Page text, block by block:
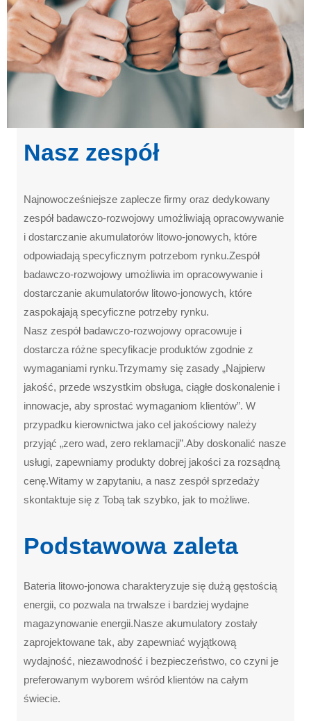
Nasz zespół
Najnowocześniejsze zaplecze firmy oraz dedykowany
zespół badawczo-rozwojowy umożliwiają opracowywanie
i dostarczanie akumulatorów litowo-jonowych, które
odpowiadają specyficznym potrzebom rynku.Zespół
badawczo-rozwojowy umożliwia im opracowywanie i
dostarczanie akumulatorów litowo-jonowych, które
zaspokajają specyficzne potrzeby rynku.
Nasz zespół badawczo-rozwojowy opracowuje i
dostarcza różne specyfikacje produktów zgodnie z
wymaganiami rynku.Trzymamy się zasady „Najpierw
jakość, przede wszystkim obsługa, ciągłe doskonalenie i
innowacje, aby sprostać wymaganiom klientów”. W
przypadku kierownictwa jako cel jakościowy należy
przyjąć „zero wad, zero reklamacji”.Aby doskonalić nasze
usługi, zapewniamy produkty dobrej jakości za rozsądną
cenę.Witamy w zapytaniu, a nasz zespół sprzedaży
skontaktuje się z Tobą tak szybko, jak to możliwe.
Podstawowa zaleta
Bateria litowo-jonowa charakteryzuje się dużą gęstością
energii, co pozwala na trwalsze i bardziej wydajne
magazynowanie energii.Nasze akumulatory zostały
zaprojektowane tak, aby zapewniać wyjątkową
wydajność, niezawodność i bezpieczeństwo, co czyni je
preferowanym wyborem wśród klientów na całym
świecie.